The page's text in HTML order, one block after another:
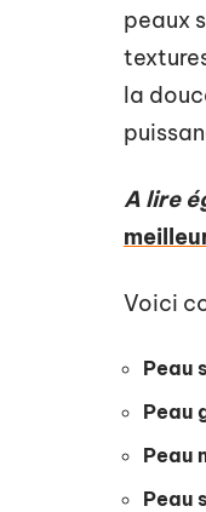
peaux
la
A lire
Voici
Peau
Peau
Peau
Peau